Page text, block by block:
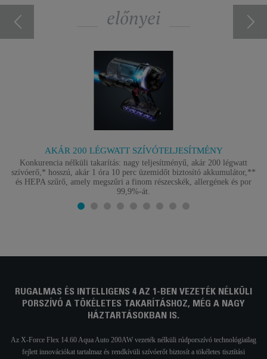
előnyei
AKÁR 200 LÉGWATT SZÍVÓTELJESÍTMÉNY
Konkurencia nélküli takarítás: nagy teljesítményű, akár 200 légwatt
szívóerő,* hosszú, akár 1 óra 10 perc üzemidőt biztosító akkumulátor,**
és HEPA szűrő, amely megszűri a finom részecskék, allergének és por
99,9%-át.
RUGALMAS ÉS INTELLIGENS 4 AZ 1-BEN VEZETÉK NÉLKÜLI
PORSZÍVÓ A TÖKÉLETES TAKARÍTÁSHOZ, MÉG A NAGY
HÁZTARTÁSOKBAN IS.
Az X-Force Flex 14.60 Aqua Auto 200AW vezeték nélküli rúdporszívó technológiailag
fejlett innovációkat tartalmaz és rendkívüli szívóerőt biztosít a tökéletes tisztítási